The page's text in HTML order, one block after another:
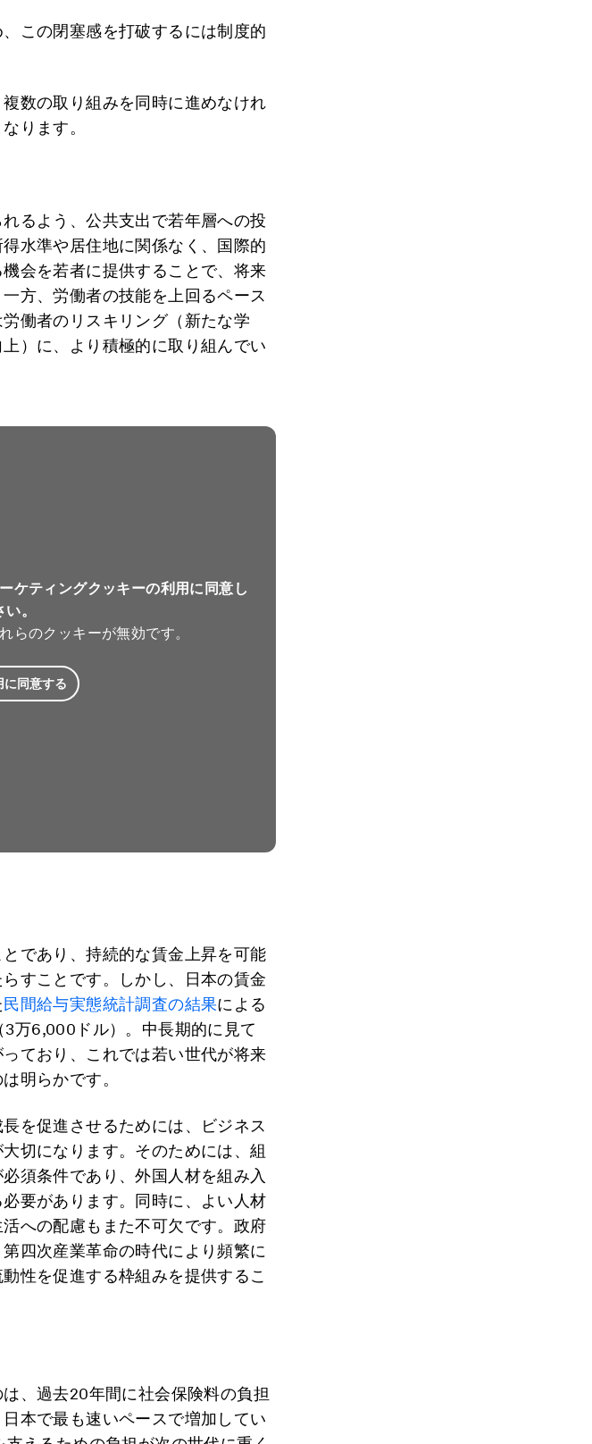
この閉塞感を打破するには制度的
数の取り組みを同時に進めなけれ
ります。
るよう、公共支出で若年層への投
水準や居住地に関係なく、国際的
会を若者に提供することで、将来
方、労働者の技能を上回るペース
働者のリスキリング（新たな学
）に、より積極的に取り組んでい
ケティングクッキーの利用に同意し
。
らのクッキーが無効です。
に同意する
であり、持続的な賃金上昇を可能
すことです。しかし、日本の賃金
民間給与実態統計調査の結果による
万6,000ドル）。中長期的に見て
ており、これでは若い世代が将来
明らかです。
を促進させるためには、ビジネス
切になります。そのためには、組
須条件であり、外国人材を組み入
要があります。同時に、よい人材
への配慮もまた不可欠です。政府
四次産業革命の時代により頻繁に
性を促進する枠組みを提供するこ
、過去20年間に社会保険料の負担
本で最も速いペースで増加してい